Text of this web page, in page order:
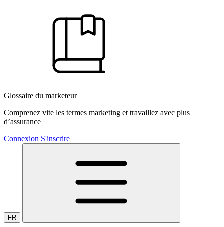
Glossaire du marketeur
Comprenez vite les termes marketing et travaillez avec plus
d’assurance
Connexion S'inscrire
FR